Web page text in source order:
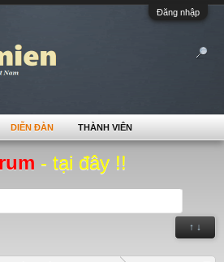
Đăng nhập
- tại đây !!
↑ ↓
DIỄN ĐÀN THÀNH VIÊN